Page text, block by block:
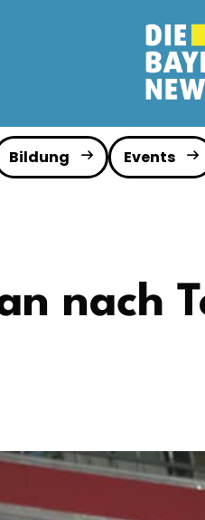
Bildung Events
nach